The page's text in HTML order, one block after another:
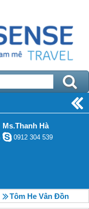
Ms.Thanh Hà
0912 304 539
Tôm He Vân Đồn